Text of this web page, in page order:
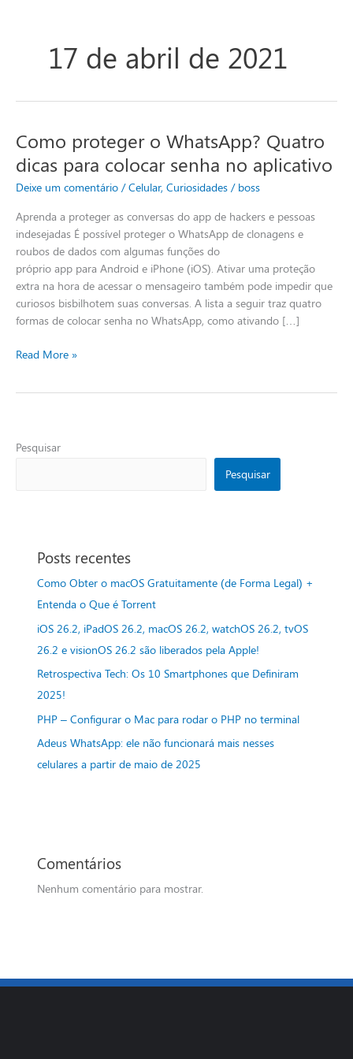
17 de abril de 2021
Como proteger o WhatsApp? Quatro
dicas para colocar senha no aplicativo
Deixe um comentário /Celular, Curiosidades / boss
Aprenda a proteger as conversas do app de hackers e pessoas
indesejadas É possível proteger o WhatsApp de clonagens e
roubos de dados com algumas funções do
próprio app para Android e iPhone (iOS). Ativar uma proteção
extra na hora de acessar o mensageiro também pode impedir que
curiosos bisbilhotem suas conversas. A lista a seguir traz quatro
formas de colocar senha no WhatsApp, como ativando […]
Como
o
WhatsApp?
dicas
para
colocar
senha
no
aplicativo
Read More »
Pesquisar
Pesquisar
Posts recentes
Como Obter o macOS Gratuitamente (de Forma Legal) +
Entenda o Que é Torrent
iOS 26.2, iPadOS 26.2, macOS 26.2, watchOS 26.2, tvOS
26.2 e visionOS 26.2 são liberados pela Apple!
Retrospectiva Tech: Os 10 Smartphones que Definiram
2025!
PHP – Configurar o Mac para rodar o PHP no terminal
Adeus WhatsApp: ele não funcionará mais nesses
celulares a partir de maio de 2025
Comentários
Nenhum comentário para mostrar.